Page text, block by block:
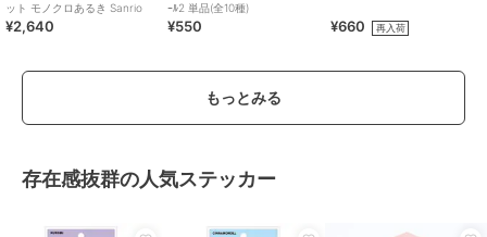
ット モノクロあるき Sanrio
¥2,640
ｰﾙ2 単品(全10種)
¥550 ¥660 再入荷
もっとみる
存在感抜群の人気ステッカー